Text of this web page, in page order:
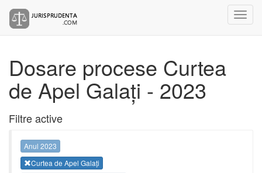
Dosare procese Curtea
de Apel Galați - 2023
Filtre active
Anul 2023
Curtea de Apel Galați